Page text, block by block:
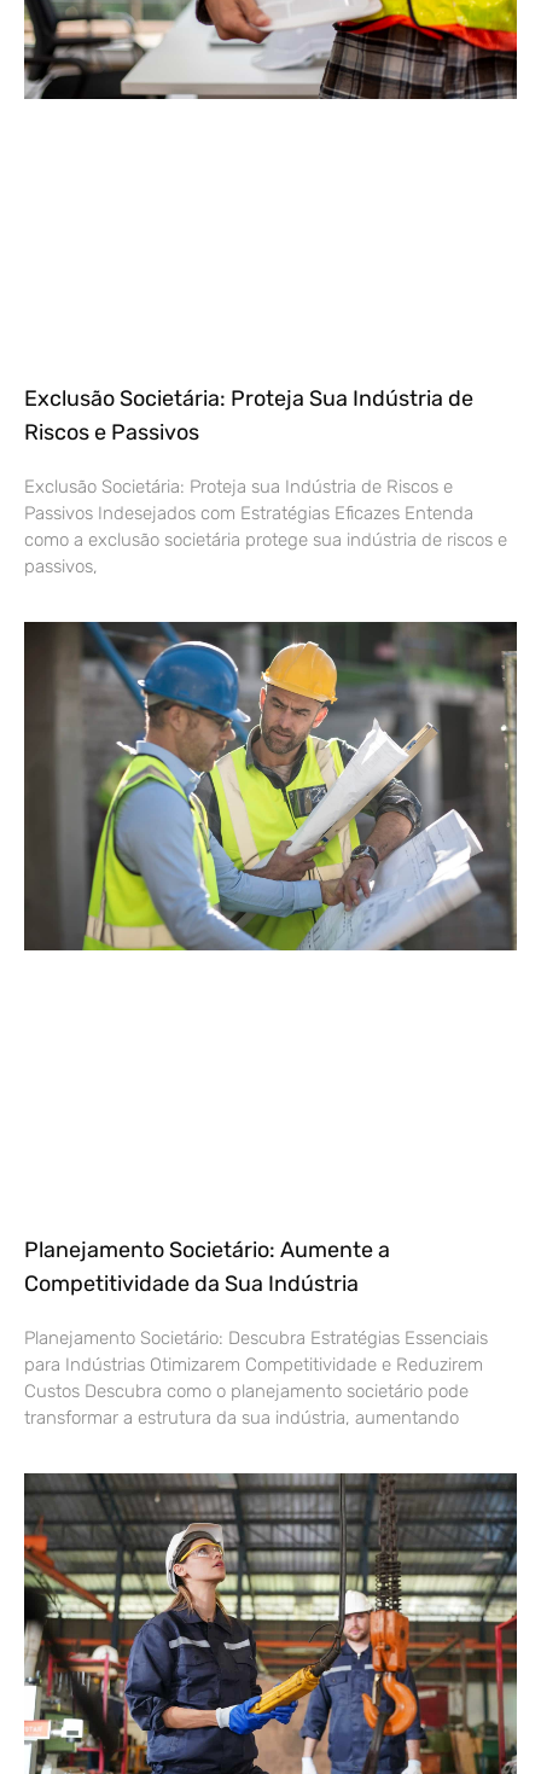
Exclusão Societária: Proteja Sua Indústria de
Riscos e Passivos
Exclusão Societária: Proteja sua Indústria de Riscos e
Passivos Indesejados com Estratégias Eficazes Entenda
como a exclusão societária protege sua indústria de riscos e
passivos,
Planejamento Societário: Aumente a
Competitividade da Sua Indústria
Planejamento Societário: Descubra Estratégias Essenciais
para Indústrias Otimizarem Competitividade e Reduzirem
Custos Descubra como o planejamento societário pode
transformar a estrutura da sua indústria, aumentando